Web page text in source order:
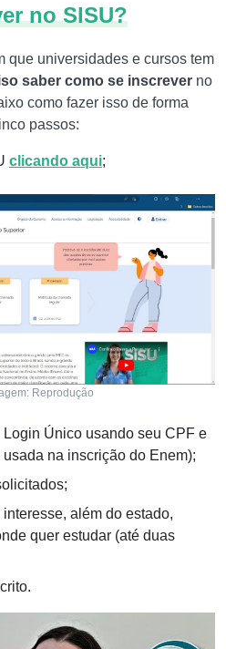
no SISU?
que universidades e cursos tem
saber como se inscrever no
como fazer isso de forma
passos:
clicando aqui;
Reprodução
Único usando seu CPF e
na inscrição do Enem);
além do estado,
quer estudar (até duas